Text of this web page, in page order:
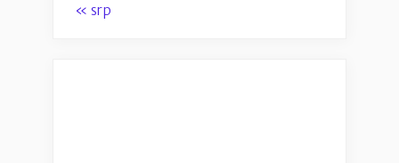
« srp